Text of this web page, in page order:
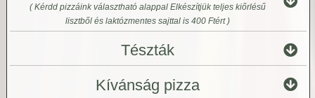
( Kérdd pizzáink választható alappal Elkészítjük teljes kiőrlésű
lisztből és laktózmentes sajttal is 400 Ftért )
Tészták
Kívánság pizza